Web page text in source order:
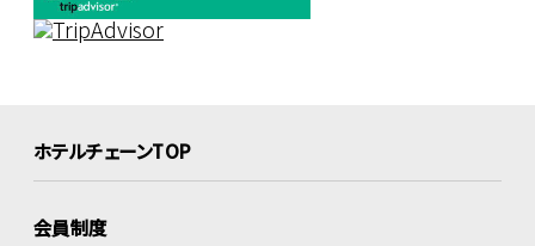
ホテルチェーンTOP
会員制度